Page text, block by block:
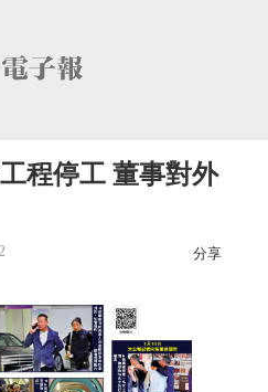
程停工 董事對外
分享